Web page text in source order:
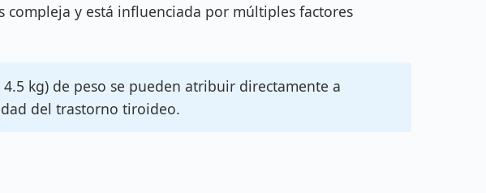
y está influenciada por múltiples factores
kg) de peso se pueden atribuir directamente a
del trastorno tiroideo.